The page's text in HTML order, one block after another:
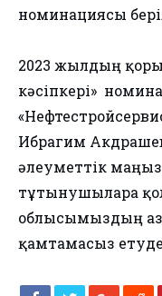
номинациясы
2023 жылдың
кәсіпкері»
Ибрагим
әлеуметтік
тұтынушыларға
облысымыздың
қамтамасыз етуде